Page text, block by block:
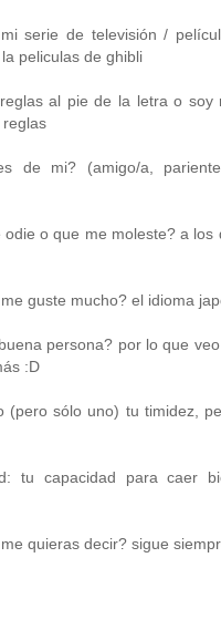
serie de televisión /
peliculas de ghibli
al pie de la letra o soy
de mi? (amigo/a,
odie o que me moleste? a los
guste mucho? el idioma
persona? por lo que
:D
(pero sólo uno) tu timidez,
tu capacidad para caer
quieras decir? sigue